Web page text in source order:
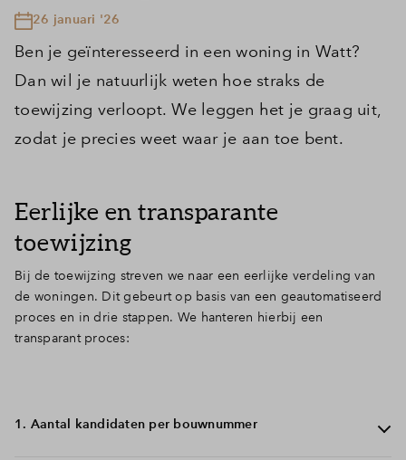
26 januari '26
Ben je geïnteresseerd in een woning in Watt?
Dan wil je natuurlijk weten hoe straks de
toewijzing verloopt. We leggen het je graag uit,
zodat je precies weet waar je aan toe bent.
Eerlijke en transparante
toewijzing
Bij de toewijzing streven we naar een eerlijke verdeling van
de woningen. Dit gebeurt op basis van een geautomatiseerd
proces en in drie stappen. We hanteren hierbij een
transparant proces:
1. Aantal kandidaten per bouwnummer